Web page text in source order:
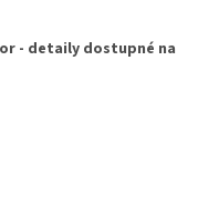
- detaily dostupné na